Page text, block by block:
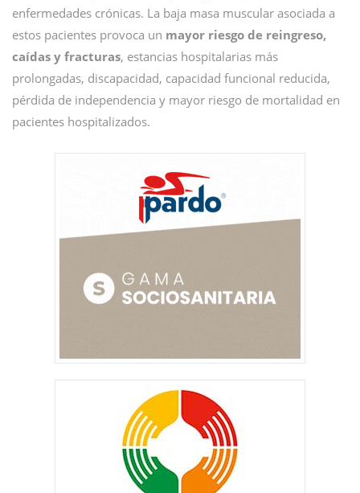
enfermedades crónicas. La baja masa muscular asociada a
estos pacientes provoca un mayor riesgo de reingreso,
caídas y fracturas, estancias hospitalarias más
prolongadas, discapacidad, capacidad funcional reducida,
pérdida de independencia y mayor riesgo de mortalidad en
pacientes hospitalizados.